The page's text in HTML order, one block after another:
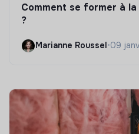
Comment se former à
?
Marianne Roussel •09